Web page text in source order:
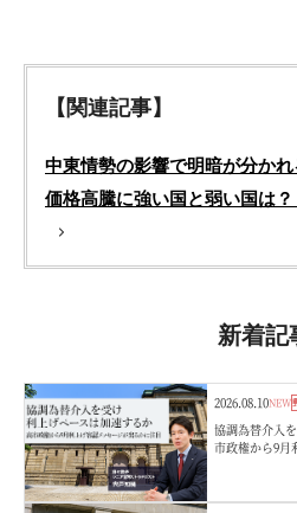
【関連記事】
中東情勢の影響で明暗が分か
価格高騰に強い国と弱い国は
新着記
2026.08.10NEW
協調為替介入
市政権から9月